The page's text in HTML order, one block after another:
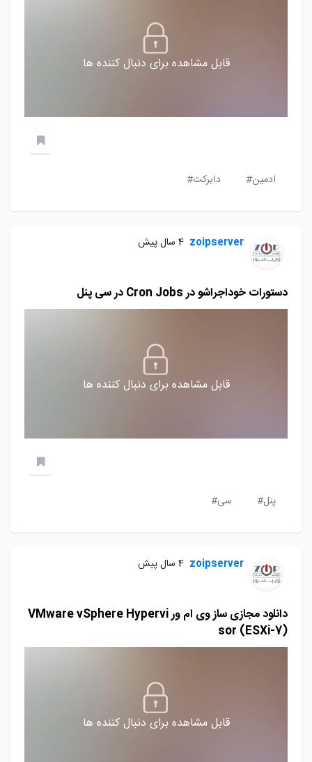
قابل مشاهده برای دنبال کننده ها
ادمین# دایرکت#
zoipserver 4 سال پیش
دستورات خوداجراشو در Cron Jobs در سی پنل
قابل مشاهده برای دنبال کننده ها
پنل# سی#
zoipserver 4 سال پیش
دانلود مجازی ساز وی ام ور VMware vSphere Hypervi
sor (ESXi-7)
قابل مشاهده برای دنبال کننده ها